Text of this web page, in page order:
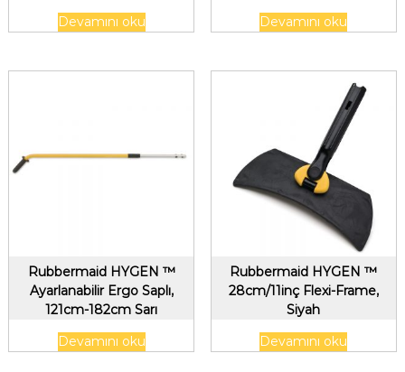
Devamını oku
Yeşil
Devamını oku
Rubbermaid HYGEN ™
Ayarlanabilir Ergo Saplı,
121cm-182cm Sarı
Devamını oku
Rubbermaid HYGEN ™
28cm/11inç Flexi-Frame,
Siyah
Devamını oku